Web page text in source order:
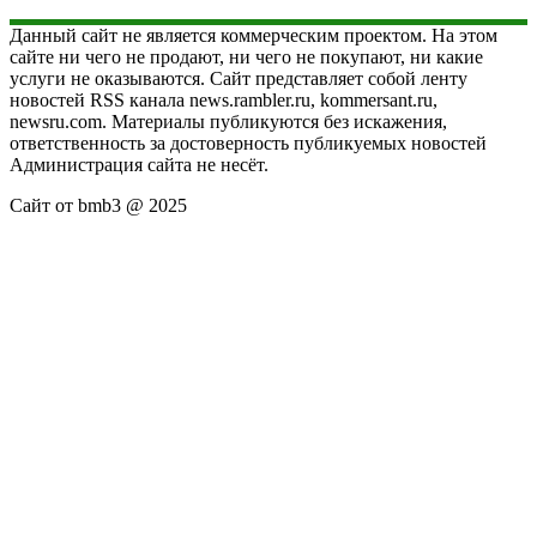
Данный сайт не является коммерческим проектом. На этом
сайте ни чего не продают, ни чего не покупают, ни какие
услуги не оказываются. Сайт представляет собой ленту
новостей RSS канала news.rambler.ru, kommersant.ru,
newsru.com. Материалы публикуются без искажения,
ответственность за достоверность публикуемых новостей
Администрация сайта не несёт.
Сайт от bmb3 @ 2025